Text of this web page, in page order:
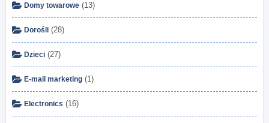
Domy towarowe (13)
Dorośli (28)
Dzieci (27)
E-mail marketing (1)
Electronics (16)